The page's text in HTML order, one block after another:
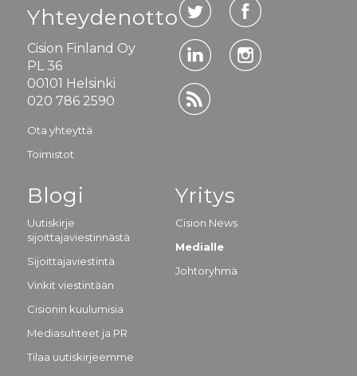
Yhteydenotto
Cision Finland Oy
PL 36
00101 Helsinki
020 786 2590
Ota yhteyttä
Toimistot
Blogi
Uutiskirje
sijoittajaviestinnästä
Sijoittajaviestintä
Vinkit viestintään
Cisionin kuulumisia
Mediasuhteet ja PR
Tilaa uutiskirjeemme
Yritys
Cision News
Medialle
Johtoryhmä